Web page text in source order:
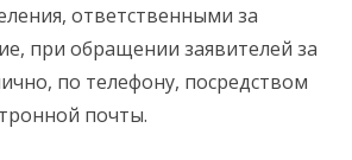
ответственными за
при обращении заявителей за
по телефону, посредством
почты.